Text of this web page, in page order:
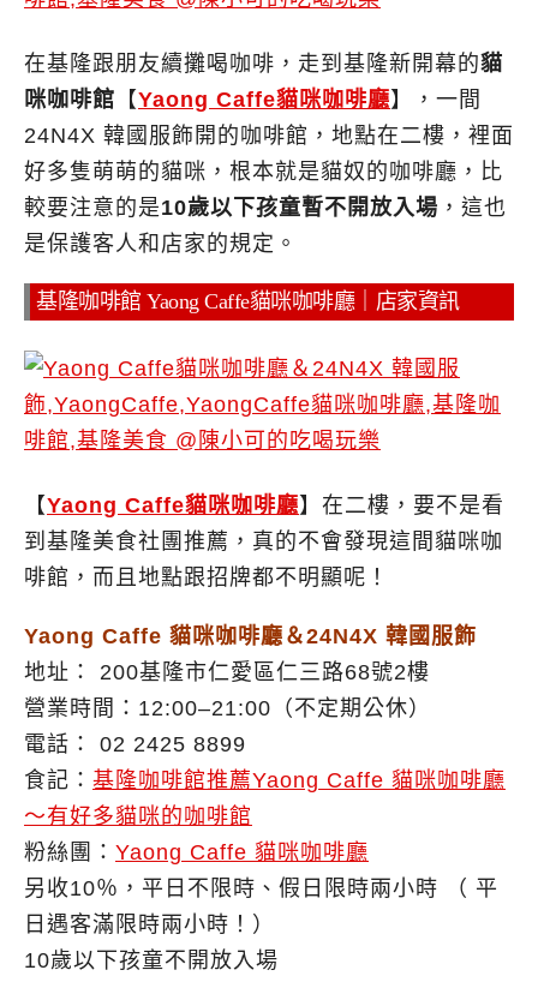
在基隆跟朋友續攤喝咖啡，走到基隆新開幕的貓
咪咖啡館 【Yaong Caffe貓咪咖啡廳】，一間
24N4X 韓國服飾開的咖啡館，地點在二樓，裡面
好多隻萌萌的貓咪，根本就是貓奴的咖啡廳，比
較要注意的是10歲以下孩童暫不開放入場 ，這也
是保護客人和店家的規定。
基隆咖啡館 Yaong Caffe貓咪咖啡廳｜店家資訊
【Yaong Caffe貓咪咖啡廳】在二樓，要不是看
到基隆美食社團推薦，真的不會發現這間貓咪咖
啡館，而且地點跟招牌都不明顯呢！
Yaong Caffe 貓咪咖啡廳＆24N4X 韓國服飾
地址： 200基隆市仁愛區仁三路68號2樓
營業時間：12:00–21:00（不定期公休）
電話： 02 2425 8899
食記： 基隆咖啡館推薦Yaong Caffe 貓咪咖啡廳
～有好多貓咪的咖啡館
粉絲團： Yaong Caffe 貓咪咖啡廳
另收10％，平日不限時、假日限時兩小時 （ 平
日遇客滿限時兩小時！）
10歲以下孩童不開放入場